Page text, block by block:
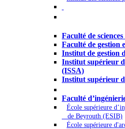
Faculté de
Faculté de gestion
Institut de gestion
Institut supérieur
(ISSA)
Institut supérieur
Faculté
École supérieure
de Beyrouth (ESIB)
École supérieure